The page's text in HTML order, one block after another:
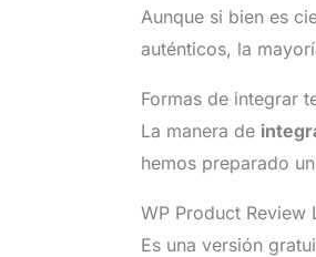
Aunque si bien es
auténticos, la
Formas de integrar
La manera de
hemos preparado
WP Product Review
Es una versión